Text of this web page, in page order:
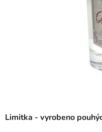
Limitka - vyrobeno